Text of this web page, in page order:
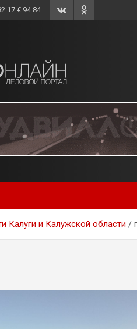
€ 94.84
Калуги и Калужской области